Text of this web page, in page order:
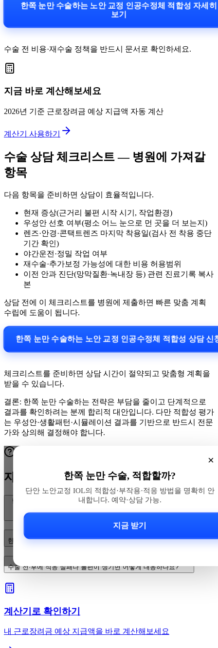
한쪽 눈만 수술하는 노안 교정 인공수정체 적합성 자세
보기
수술 전 비용·재수술 정책을 반드시 문서로 확인하세요.
지금 바로 계산해보세요
2026년 기준 근로장려금 예상 지급액 자동 계산
계산기 사용하기
수술 상담 체크리스트 — 병원에 가져갈
항목
다음 항목을 준비하면 상담이 효율적입니다.
현재 증상(근거리 불편 시작 시기, 작업환경)
우성안 선호 여부(평소 어느 눈으로 먼 곳을 더 보는지)
렌즈·안경·콘택트렌즈 마지막 착용일(검사 전 착용 중단
기간 확인)
야간운전·정밀 작업 여부
재수술·추가보정 가능성에 대한 비용 허용범위
이전 안과 진단(망막질환·녹내장 등) 관련 진료기록 복사
본
상담 전에 이 체크리스트를 병원에 제출하면 빠른 맞춤 계획
수립에 도움이 됩니다.
한쪽 눈만 수술하는 노안 교정 인공수정체 적합성 상담
체크리스트를 준비하면 상담 시간이 절약되고 맞춤형 계획을
받을 수 있습니다.
결론: 한쪽 눈만 수술하는 전략은 부담을 줄이고 단계적으로
결과를 확인하려는 분께 합리적 대안입니다. 다만 적합성 평가
는 우성안·생활패턴·시뮬레이션 결과를 기반으로 반드시 전문
가와 상의해 결정해야 합니다.
×
한쪽 눈만 수술, 적합할까?
단안 노안교정 IOL의 적합성·부작용·적응 방법을 명확히 안
내합니다. 예약·상담 가능.
지금 받기
자주 묻는 질문
한쪽 눈만 수술하는 노안 교정 인공수정체(단안)로 일상생활에 지장이
없을까요?
한쪽만 수술할 때 어떤 종류의 인공수정체(IOL)를 선택해야 하나요?
수술 전·후에 적응 실패나 불편이 생기면 어떻게 대응하나요?
계산기로 확인하기
내 근로장려금 예상 지급액을 바로 계산해보세요